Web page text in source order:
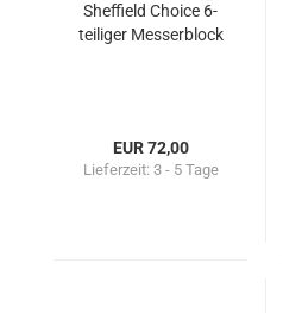
Sheffield Choice 6-
teiliger Messerblock
EUR 72,00
Lieferzeit: 3 - 5 Tage